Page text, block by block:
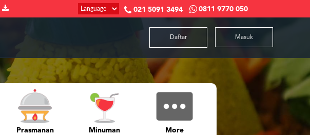
021 5091 3494 0811 9770 050
Masuk
Daftar
Prasmanan Minuman More